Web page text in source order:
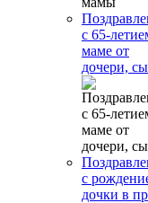
с 65-
маме от
дочери,
с
дочки в